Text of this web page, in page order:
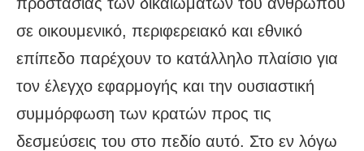
σε οικουμενικό, περιφερειακό και εθνικό
επίπεδο παρέχουν το κατάλληλο πλαίσιο για
τον έλεγχο εφαρμογής και την ουσιαστική
συμμόρφωση των κρατών προς τις
δεσμεύσεις του στο πεδίο αυτό. Στο εν λόγω